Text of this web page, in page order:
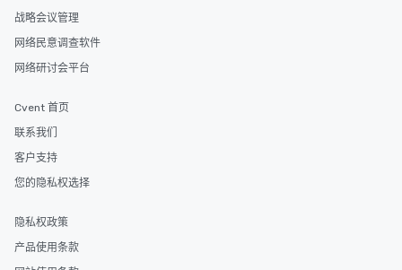
战略会议管理
网络民意调查软件
网络研讨会平台
Cvent 首页
联系我们
客户支持
您的隐私权选择
隐私权政策
产品使用条款